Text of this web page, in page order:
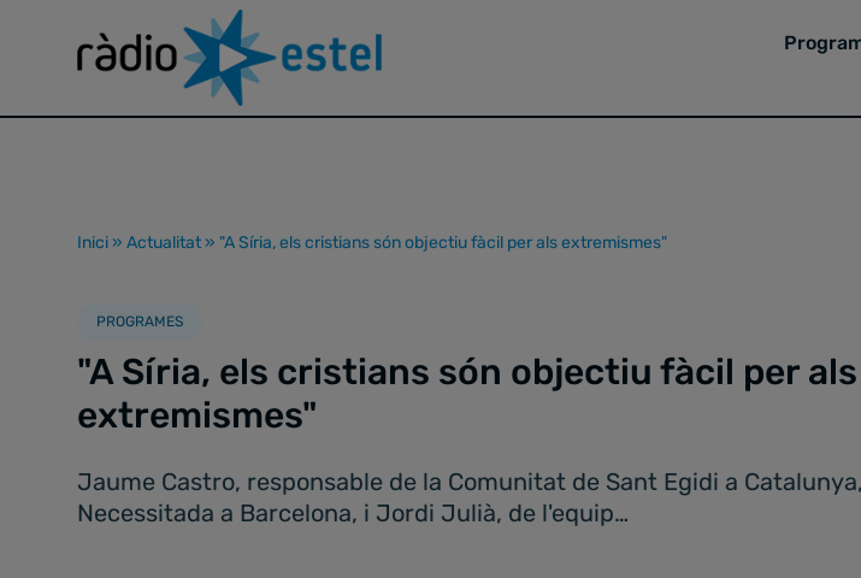
Inici » Actualitat » "A Síria, els cristians són objectiu fàcil per als extremismes"
PROGRAMES
"A Síria, els cristians són objectiu fàcil per als
extremismes"
Jaume Castro, responsable de la Comunitat de Sant Egidi a
Necessitada a Barcelona, i Jordi Julià, de l'equip…